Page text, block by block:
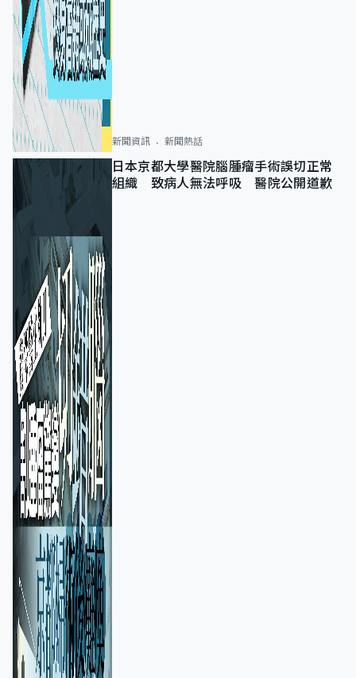
新聞資訊 新聞熱話
日本京都大學醫院腦腫瘤手術誤切正常
組織 致病人無法呼吸 醫院公開道歉